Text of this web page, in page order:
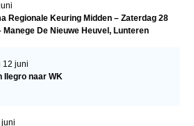
Regionale Keuring Midden – Zaterdag 28
Manege De Nieuwe Heuvel, Lunteren
12 juni
Ilegro naar WK